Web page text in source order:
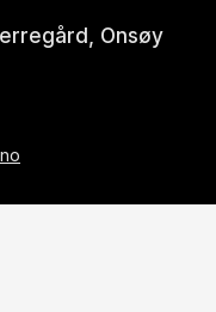
Onsøy